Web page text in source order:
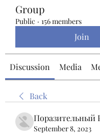
Group
Public · 156 members
Join
Discussion Media
Back
Поразительный
September 8, 2023